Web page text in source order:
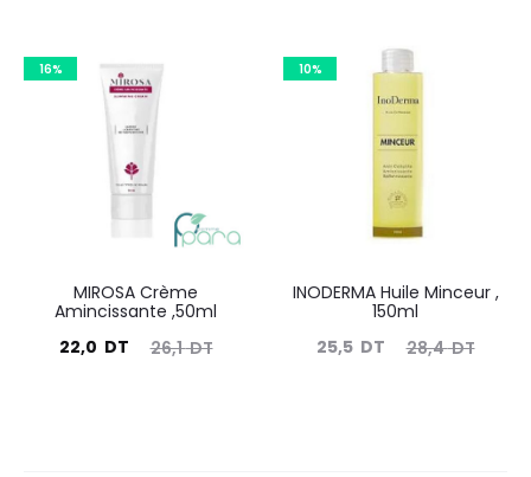
était :
32,1
DT.
actuel
était :
45,9
DT.
est :
16%
MIROSA Crème
Amincissante ,50ml
26,1DT
Le
22,0 DT
10%
INODERMA Huile Minceur ,
150ml
28,4DT
Le
25,5 DT